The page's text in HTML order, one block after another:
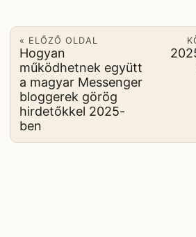
« ELŐZŐ OLDAL
Hogyan
működhetnek együtt
a magyar Messenger
bloggerek görög
hirdetőkkel 2025-
ben